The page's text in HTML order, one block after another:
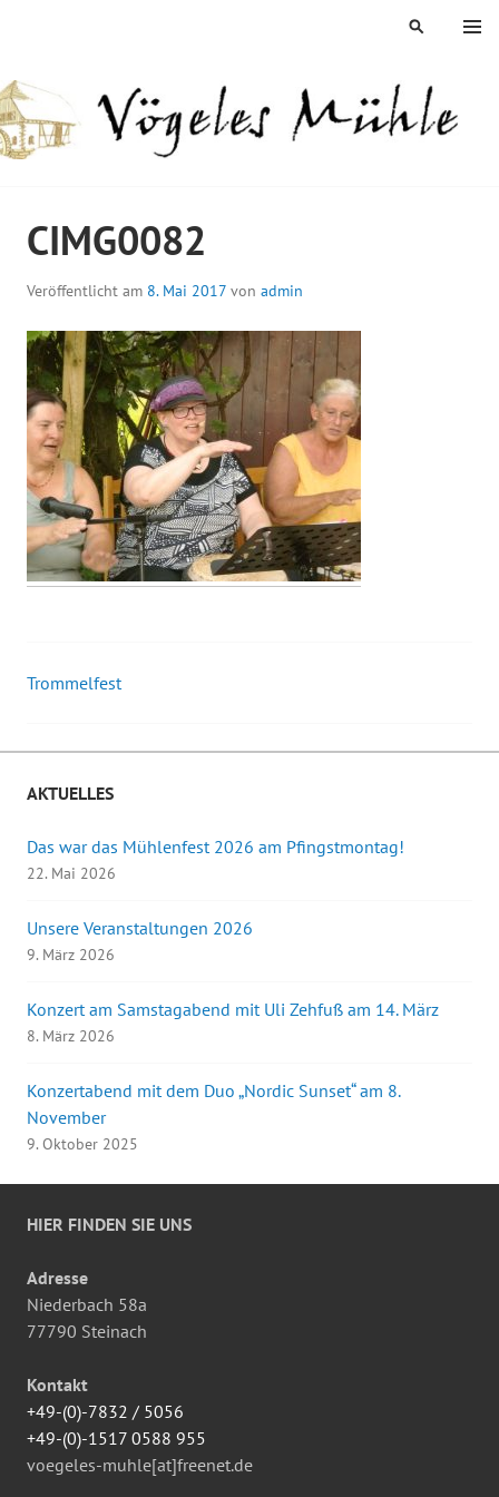
MENÜ
SUCHEN
CIMG0082
Veröffentlicht am 8. Mai 2017 von admin
Beitrags-
Navigation
Trommelfest
AKTUELLES
Das war das Mühlenfest 2026 am Pfingstmontag!
22. Mai 2026
Unsere Veranstaltungen 2026
9. März 2026
Konzert am Samstagabend mit Uli Zehfuß am 14. März
8. März 2026
Konzertabend mit dem Duo „Nordic Sunset“ am 8.
November
9. Oktober 2025
HIER FINDEN SIE UNS
Adresse
Niederbach 58a
77790 Steinach
Kontakt
+49-(0)-7832 / 5056
+49-(0)-1517 0588 955
voegeles-muhle[at]freenet.de